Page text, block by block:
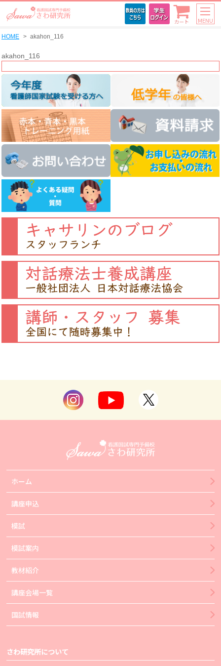
カート MENU
HOME akahon_116
akahon_116
ホーム
講座申込
模試
模試案内
教材紹介
講座会場一覧
国試情報
さわ研究所について